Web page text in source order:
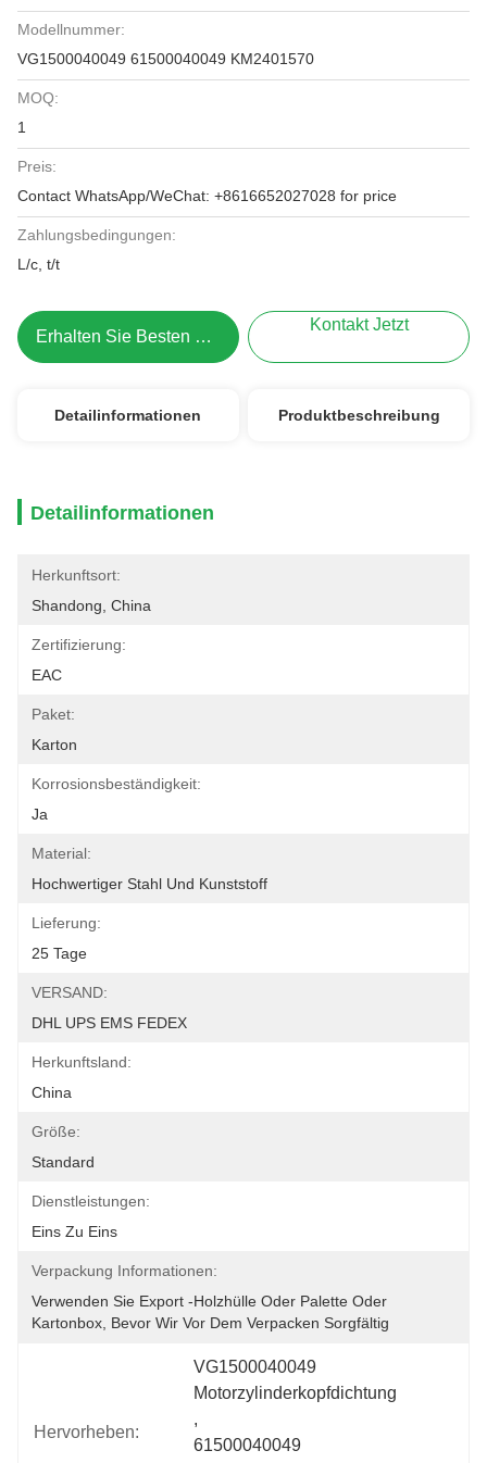
Modellnummer:
VG1500040049 61500040049 KM2401570
MOQ:
1
Preis:
Contact WhatsApp/WeChat: +8616652027028 for price
Zahlungsbedingungen:
L/c, t/t
Erhalten Sie Besten Preis
Kontakt Jetzt
Detailinformationen Produktbeschreibung
Detailinformationen
Herkunftsort:
Shandong, China
Zertifizierung:
EAC
Paket:
Karton
Korrosionsbeständigkeit:
Ja
Material:
Hochwertiger Stahl Und Kunststoff
Lieferung:
25 Tage
VERSAND:
DHL UPS EMS FEDEX
Herkunftsland:
China
Größe:
Standard
Dienstleistungen:
Eins Zu Eins
Verpackung Informationen:
Verwenden Sie Export -Holzhülle Oder Palette Oder
Kartonbox, Bevor Wir Vor Dem Verpacken Sorgfältig
Hervorheben:
VG1500040049
Motorzylinderkopfdichtung
,
61500040049